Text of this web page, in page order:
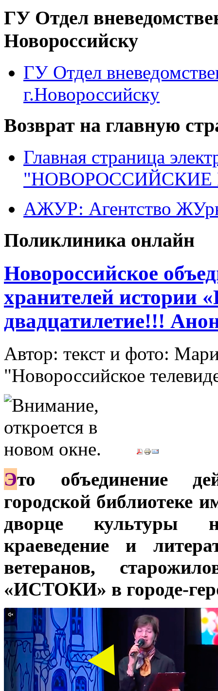
ГУ Отдел
Новороссийску
ГУ Отдел
г.Новороссийску
Возврат на главную
Главная страница
"НОВОРОССИЙСКИЕ
АЖУР: Агентство
Поликлиника онлайн
Новороссийское
хранителей истории
двадцатилетие!!!
Автор: текст и фото:
"Новороссийское
Это объединение
городской библиотеке
дворце культуры
краеведение и
ветеранов,
«ИСТОКИ» в городе-